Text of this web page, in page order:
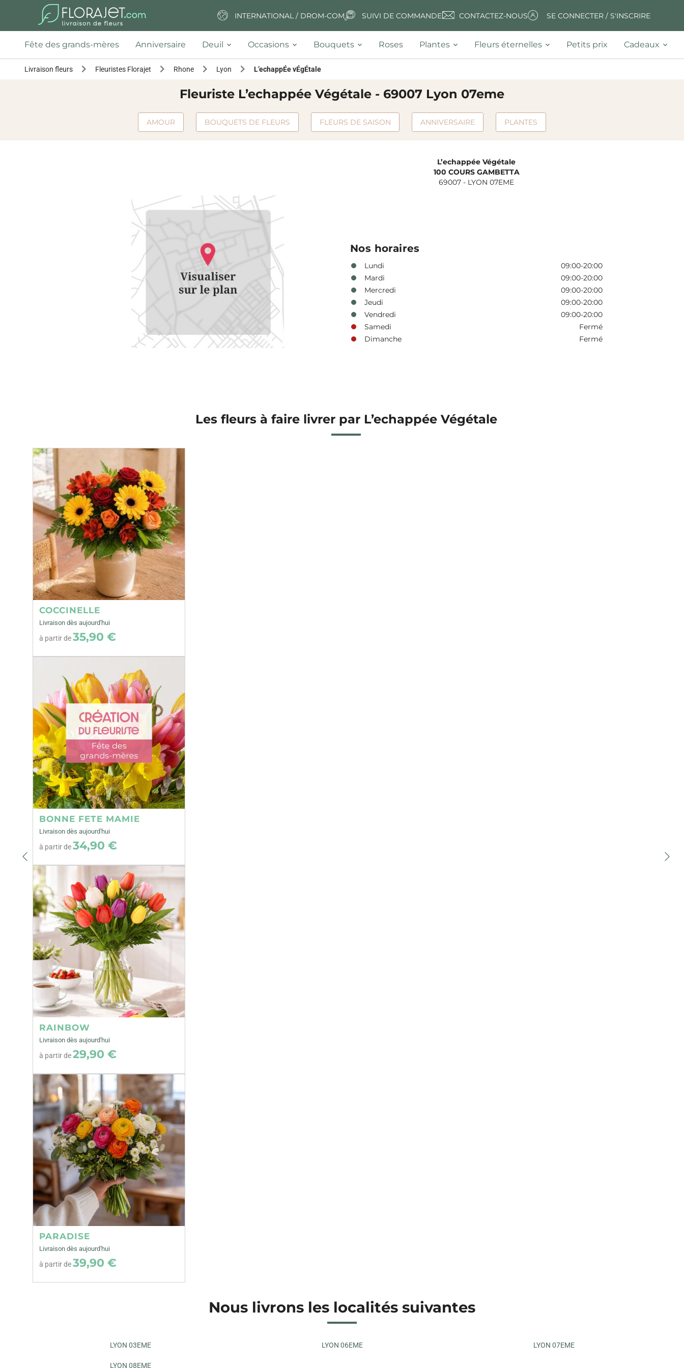
INTERNATIONAL / DROM-COM SUIVI DE COMMANDE CONTACTEZ-NOUS SE CONNECTER / S'INSCRIRE
Fête des grands-mères Anniversaire Deuil Occasions Bouquets Roses Plantes Fleurs éternelles Petits prix Cadeaux
Livraison fleurs Fleuristes Florajet Rhone Lyon L’echappÉe vÉgÉtale
Fleuriste L’echappée Végétale - 69007 Lyon 07eme
AMOUR BOUQUETS DE FLEURS FLEURS DE SAISON ANNIVERSAIRE PLANTES
L’echappée Végétale
100 COURS GAMBETTA
69007 - LYON 07EME
Nos horaires
Lundi
09:00-20:00
Mardi
09:00-20:00
Mercredi
09:00-20:00
Jeudi
09:00-20:00
Vendredi
09:00-20:00
Samedi
Fermé
Dimanche
Fermé
Les fleurs à faire livrer par L’echappée Végétale
COCCINELLE
Livraison dès aujourd'hui
à partir de35,90 €
BONNE FETE MAMIE
Livraison dès aujourd'hui
à partir de34,90 €
RAINBOW
Livraison dès aujourd'hui
à partir de29,90 €
PARADISE
Livraison dès aujourd'hui
à partir de39,90 €
Précédent
Nous livrons les localités suivantes
LYON 03EME LYON 06EME LYON 07EME
LYON 08EME